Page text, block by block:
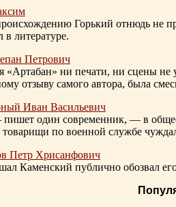
Горький отнюдь не
литературе.
Петрович
«Артабан» ни печати, ни сцены
отзыву самого автора, была
Иван Васильевич
один современник, — в
по военной службе
Петр Хрисанфович
Каменский публично обозвал